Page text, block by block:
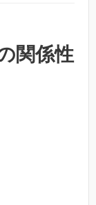
関係性